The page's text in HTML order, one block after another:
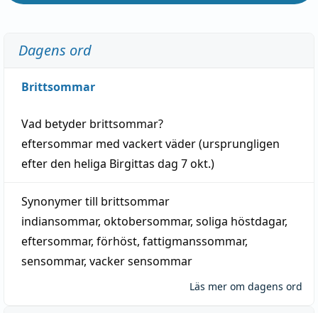
Dagens ord
Brittsommar
Vad betyder brittsommar?
eftersommar med vackertväder(ursprungligen
efter den heliga Birgittas dag 7 okt.)
Synonymer till brittsommar
indiansommar, oktobersommar, soliga höstdagar,
eftersommar, förhöst, fattigmanssommar,
sensommar, vacker sensommar
Läs mer om dagens ord